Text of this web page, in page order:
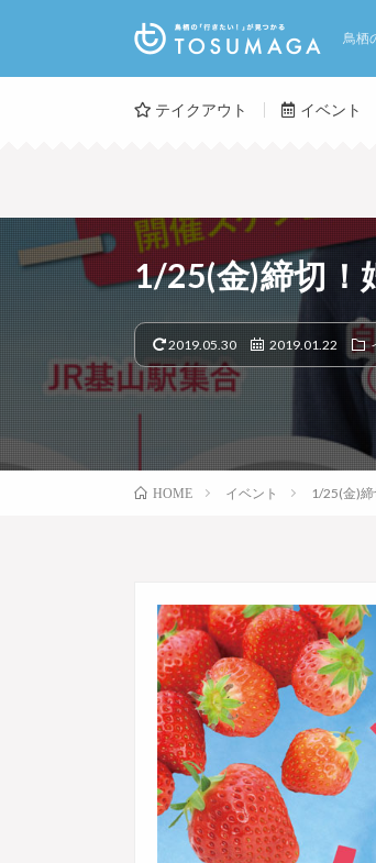
鳥栖
テイクアウト イベント
1/25(金)締切！
2019.05.30 2019.01.22
HOME イベント 1/25(金)